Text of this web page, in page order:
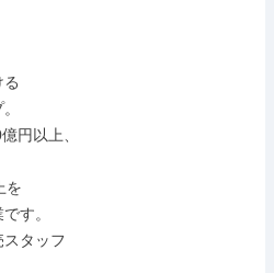
円以上、
を
す。
タッフ